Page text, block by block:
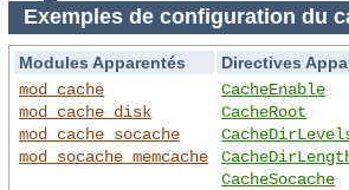
Exemples de configuration du
Modules Apparentés
Directives
mod_cache
mod_cache_disk
mod_cache_socache
mod_socache_memcache
CacheEnable
CacheRoot
CacheSocache